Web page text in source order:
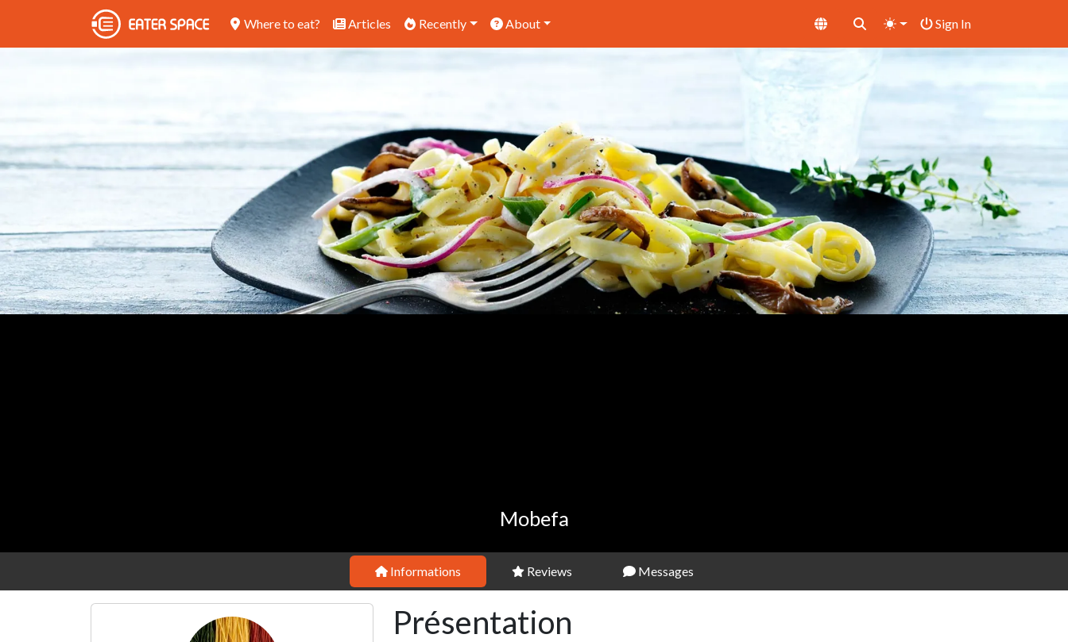
Where to eat? Articles Recently About Sign In
Mobefa
Informations Reviews Messages
Présentation